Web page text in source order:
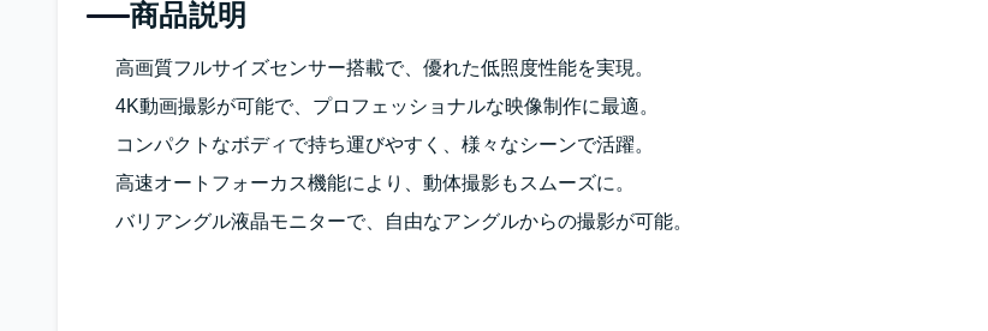
商品説明
高画質フルサイズセンサー搭載で、優れた低照度性能を実現。
4K動画撮影が可能で、プロフェッショナルな映像制作に最適。
コンパクトなボディで持ち運びやすく、様々なシーンで活躍。
高速オートフォーカス機能により、動体撮影もスムーズに。
バリアングル液晶モニターで、自由なアングルからの撮影が可能。